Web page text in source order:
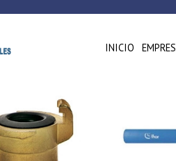
INICIO